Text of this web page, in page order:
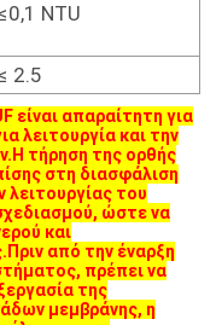
NTU
2.5
είναι απαραίτητη για
λειτουργία και την
τήρηση της ορθής
στη διασφάλιση
του
ώστε να
και
από την έναρξη
πρέπει να
της
μεμβράνης, η